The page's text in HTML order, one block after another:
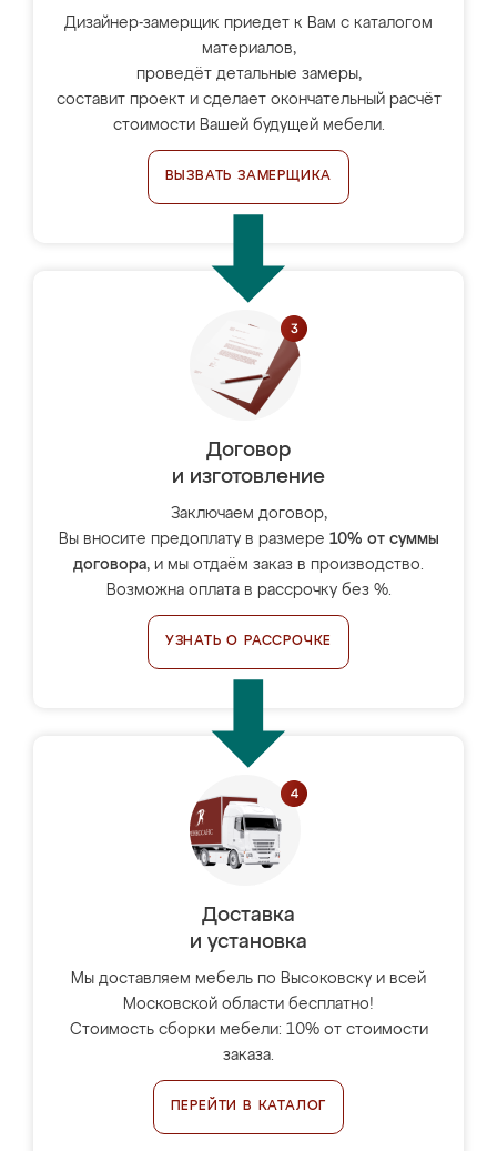
Дизайнер-замерщик приедет к Вам с каталогом
материалов,
проведёт детальные замеры,
составит проект и сделает окончательный расчёт
стоимости Вашей будущей мебели.
ВЫЗВАТЬ ЗАМЕРЩИКА
Договор
и изготовление
Заключаем договор,
Вы вносите предоплату в размере 10% от суммы
договора, и мы отдаём заказ в производство.
Возможна оплата в рассрочку без %.
УЗНАТЬ О РАССРОЧКЕ
Доставка
и установка
Мы доставляем мебель по Высоковску и всей
Московской области бесплатно!
Стоимость сборки мебели: 10% от стоимости
заказа.
ПЕРЕЙТИ В КАТАЛОГ